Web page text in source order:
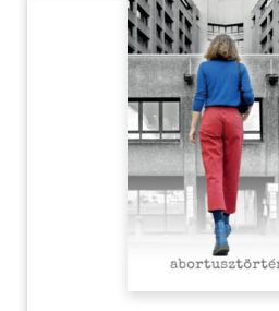
Szótár, nyelvkönyv
Tankönyv, segédkönyv
Társadalomtudomány
Természettudomány